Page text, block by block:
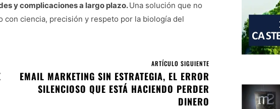
y complicaciones a largo plazo.Una solución que no
con ciencia, precisión y respeto por la biología del
ARTÍCULO SIGUIENTE
EMAIL MARKETING SIN ESTRATEGIA, EL ERROR
SILENCIOSO QUE ESTÁ HACIENDO PERDER
DINERO